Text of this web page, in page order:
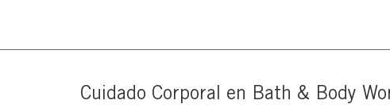
Cuidado Corporal en Bath & Body